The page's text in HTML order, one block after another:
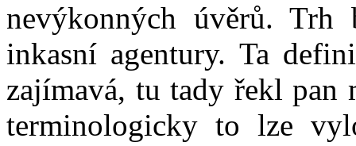
nevýkonných úvěrů.
inkasní agentury. Ta
zajímavá, tu tady řekl pan
terminologicky to lze